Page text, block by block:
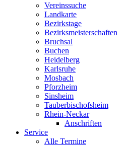
Vereinssuche
Landkarte
Bezirkstage
Bezirksmeisterschaften
Bruchsal
Buchen
Heidelberg
Karlsruhe
Mosbach
Pforzheim
Sinsheim
Tauberbischofsheim
Rhein-Neckar
Anschriften
Service
Alle Termine